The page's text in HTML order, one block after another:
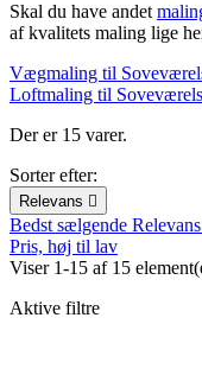
Skal du have andet
af kvalitets maling lige
Vægmaling til
Loftmaling til
Der er 15 varer.
Sorter efter:
Relevans 
Bedst sælgende Relevans
Pris, høj til lav
Viser 1-15 af 15
Aktive filtre